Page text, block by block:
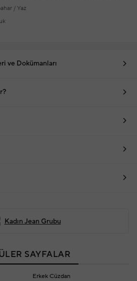
giyim alışverişlerinizde ücretsiz tadilat
/ Yaz
ve Dokümanları
Kadın Jean Grubu
SAYFALAR
Erkek Cüzdan